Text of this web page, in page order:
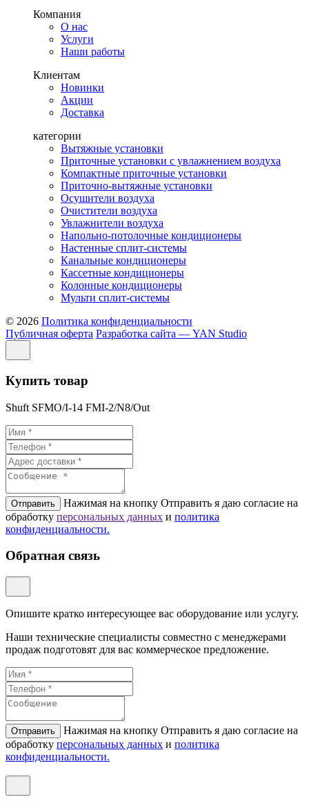
Компания
О нас
Услуги
Наши работы
Клиентам
Новинки
Акции
Доставка
категории
Вытяжные установки
Приточные установки с увлажнением воздуха
Компактные приточные установки
Приточно-вытяжные установки
Осушители воздуха
Очистители воздуха
Увлажнители воздуха
Напольно-потолочные кондиционеры
Настенные сплит-системы
Канальные кондиционеры
Кассетные кондиционеры
Колонные кондиционеры
Мульти сплит-системы
© 2026 Политика конфиденциальности
Публичная оферта Разработка сайта — YAN Studio
Купить товар
Shuft SFMO/I-14 FMI-2/N8/Out
Отправить
Нажимая на кнопку Отправить я даю согласие на
обработку персональных данных и политикa
конфиденциальности.
Обратная связь
Опишите кратко интересующее вас оборудование или услугу.
Наши технические специалисты совместно с менеджерами
продаж подготовят для вас коммерческое предложение.
Отправить
Нажимая на кнопку Отправить я даю согласие на
обработку персональных данных и политикa
конфиденциальности.